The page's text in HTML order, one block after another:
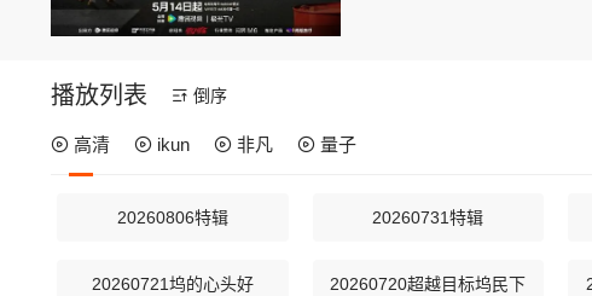
播放列表 倒序
高清 ikun 非凡 量子
20260806特辑 20260731特辑
20260721坞的心头好 20260720超越目标坞民下